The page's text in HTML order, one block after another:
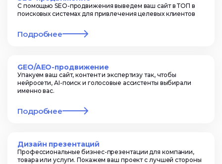
С помощью SEO-продвижения выведем ваш сайт в ТОП в
поисковых системах для привлечения целевых клиентов
Подробнее
GEO/AEO-продвижение
Упакуем ваш сайт, контент и экспертизу так, чтобы
нейросети, AI-поиск и голосовые ассистенты выбирали
именно вас.
Подробнее
Дизайн презентаций
Профессиональные бизнес-презентации для компании,
товара или услуги. Покажем ваш проект с лучшей стороны